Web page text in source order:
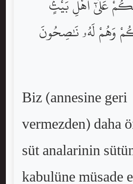
عَلَىٰٓ أَهْلِ بَيْتٍۢ
وَهُمْ لَهُۥ نَٰصِحُونَ
Biz (annesine geri
vermezden) daha
süt analarinin
kabulüne müsade